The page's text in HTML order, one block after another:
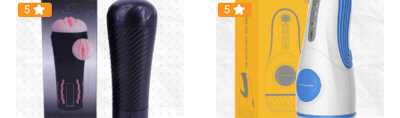
5
5